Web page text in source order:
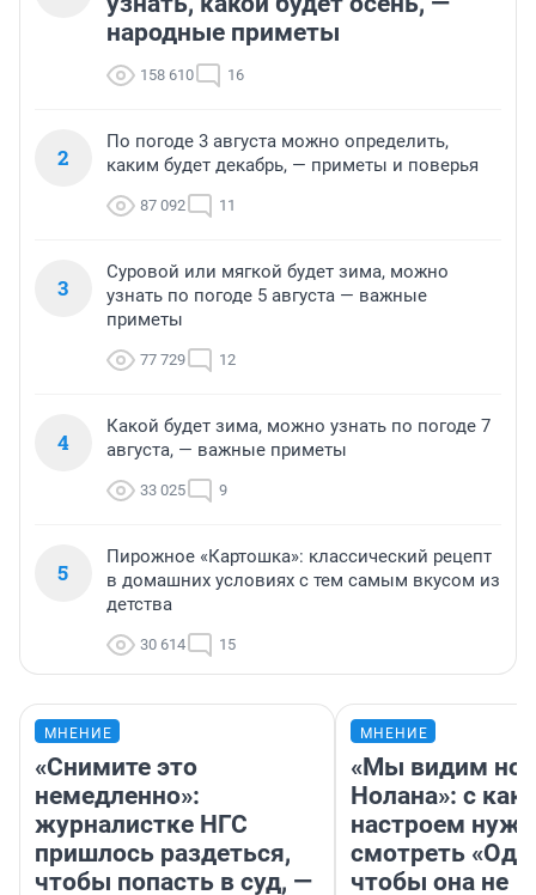
народные приметы
158 610 16
2
По погоде 3 августа можно определить,
каким будет декабрь, — приметы и поверья
87 092 11
3
Суровой или мягкой будет зима, можно
узнать по погоде 5 августа — важные
приметы
77 729 12
4
Какой будет зима, можно узнать по погоде 7
августа, — важные приметы
33 025 9
5
Пирожное «Картошка»: классический рецепт
в домашних условиях с тем самым вкусом из
детства
30 614 15
МНЕНИЕ
«Снимите это
немедленно»:
журналистке НГС
пришлось раздеться,
чтобы попасть в суд, —
МНЕНИЕ
«Мы видим
Нолана»: с
настроем
смотреть
чтобы она не